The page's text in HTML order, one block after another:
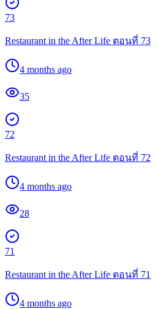
73
Restaurant in the After Life ตอนที่ 73
4 months ago
35
72
Restaurant in the After Life ตอนที่ 72
4 months ago
28
71
Restaurant in the After Life ตอนที่ 71
4 months ago